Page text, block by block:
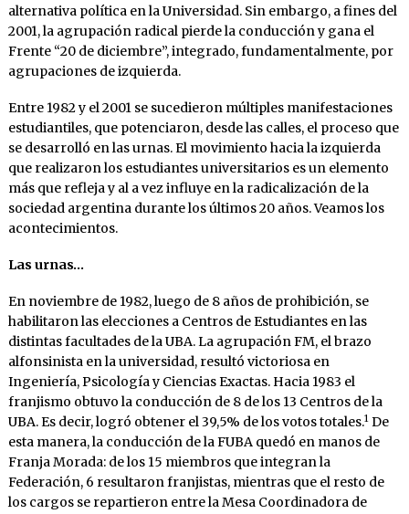
alternativa política en la Universidad. Sin embargo, a fines del
2001, la agrupación radical pierde la conducción y gana el
Frente “20 de diciembre”, integrado, fundamentalmente, por
agrupaciones de izquierda.
Entre 1982 y el 2001 se sucedieron múltiples manifestaciones
estudiantiles, que potenciaron, desde las calles, el proceso que
se desarrolló en las urnas. El movimiento hacia la izquierda
que realizaron los estudiantes universitarios es un elemento
más que refleja y al a vez influye en la radicalización de la
sociedad argentina durante los últimos 20 años. Veamos los
acontecimientos.
Las urnas…
En noviembre de 1982, luego de 8 años de prohibición, se
habilitaron las elecciones a Centros de Estudiantes en las
distintas facultades de la UBA. La agrupación FM, el brazo
alfonsinista en la universidad, resultó victoriosa en
Ingeniería, Psicología y Ciencias Exactas. Hacia 1983 el
franjismo obtuvo la conducción de 8 de los 13 Centros de la
UBA. Es decir, logró obtener el 39,5% de los votos totales.1De
esta manera, la conducción de la FUBA quedó en manos de
Franja Morada: de los 15 miembros que integran la
Federación, 6 resultaron franjistas, mientras que el resto de
los cargos se repartieron entre la Mesa Coordinadora de